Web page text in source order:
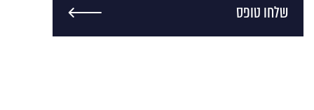
שלחו טופס